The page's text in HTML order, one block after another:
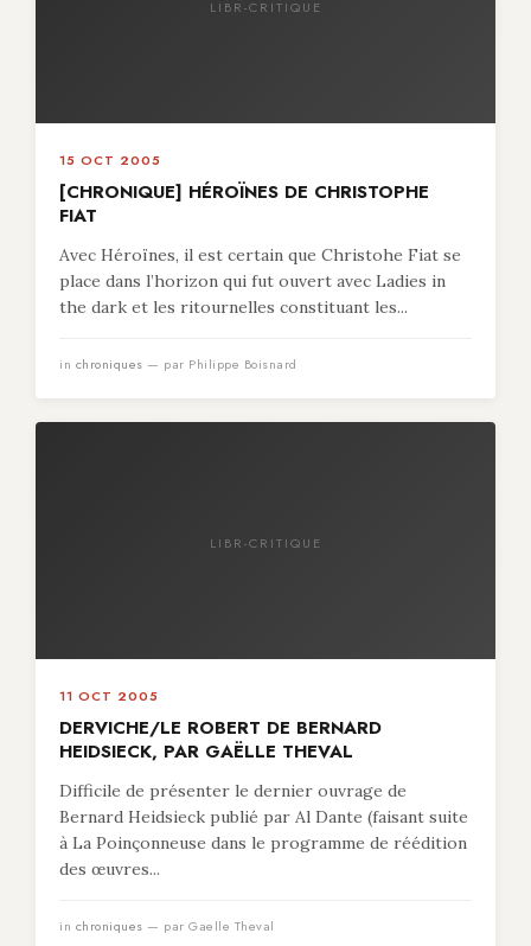
LIBR-CRITIQUE
15 OCT 2005
[CHRONIQUE] HÉROÏNES DE CHRISTOPHE
FIAT
Avec Héroïnes, il est certain que Christohe Fiat se
place dans l’horizon qui fut ouvert avec Ladies in
the dark et les ritournelles constituant les...
in chroniques — par Philippe Boisnard
LIBR-CRITIQUE
11 OCT 2005
DERVICHE/LE ROBERT DE BERNARD
HEIDSIECK, PAR GAËLLE THEVAL
Difficile de présenter le dernier ouvrage de
Bernard Heidsieck publié par Al Dante (faisant suite
à La Poinçonneuse dans le programme de réédition
des œuvres...
in chroniques — par Gaelle Theval